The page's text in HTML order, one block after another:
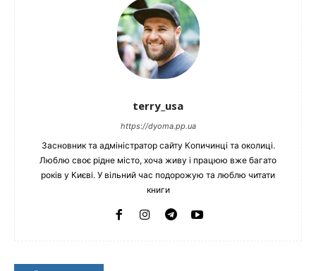
terry_usa
https://dyoma.pp.ua
Засновник та адміністратор сайту Копичинці та околиці.
Люблю своє рідне місто, хоча живу і працюю вже багато
років у Києві. У вільний час подорожую та люблю читати
книги